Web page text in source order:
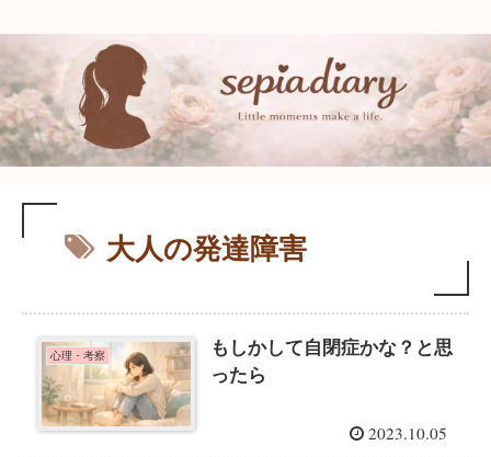
大人の発達障害
心理・考察
もしかして自閉症かな？と思
ったら
2023.10.05